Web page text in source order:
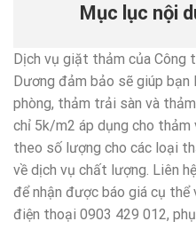
Mục lục nội
Dịch vụ giặt thảm của Công
Dương đảm bảo sẽ giúp
phòng, thảm trải sàn và
chỉ 5k/m2 áp dụng cho
theo số lượng cho các loại
về dịch vụ chất lượng. Liên
để nhận được báo giá cụ thể
điện thoại 0903 429 012,